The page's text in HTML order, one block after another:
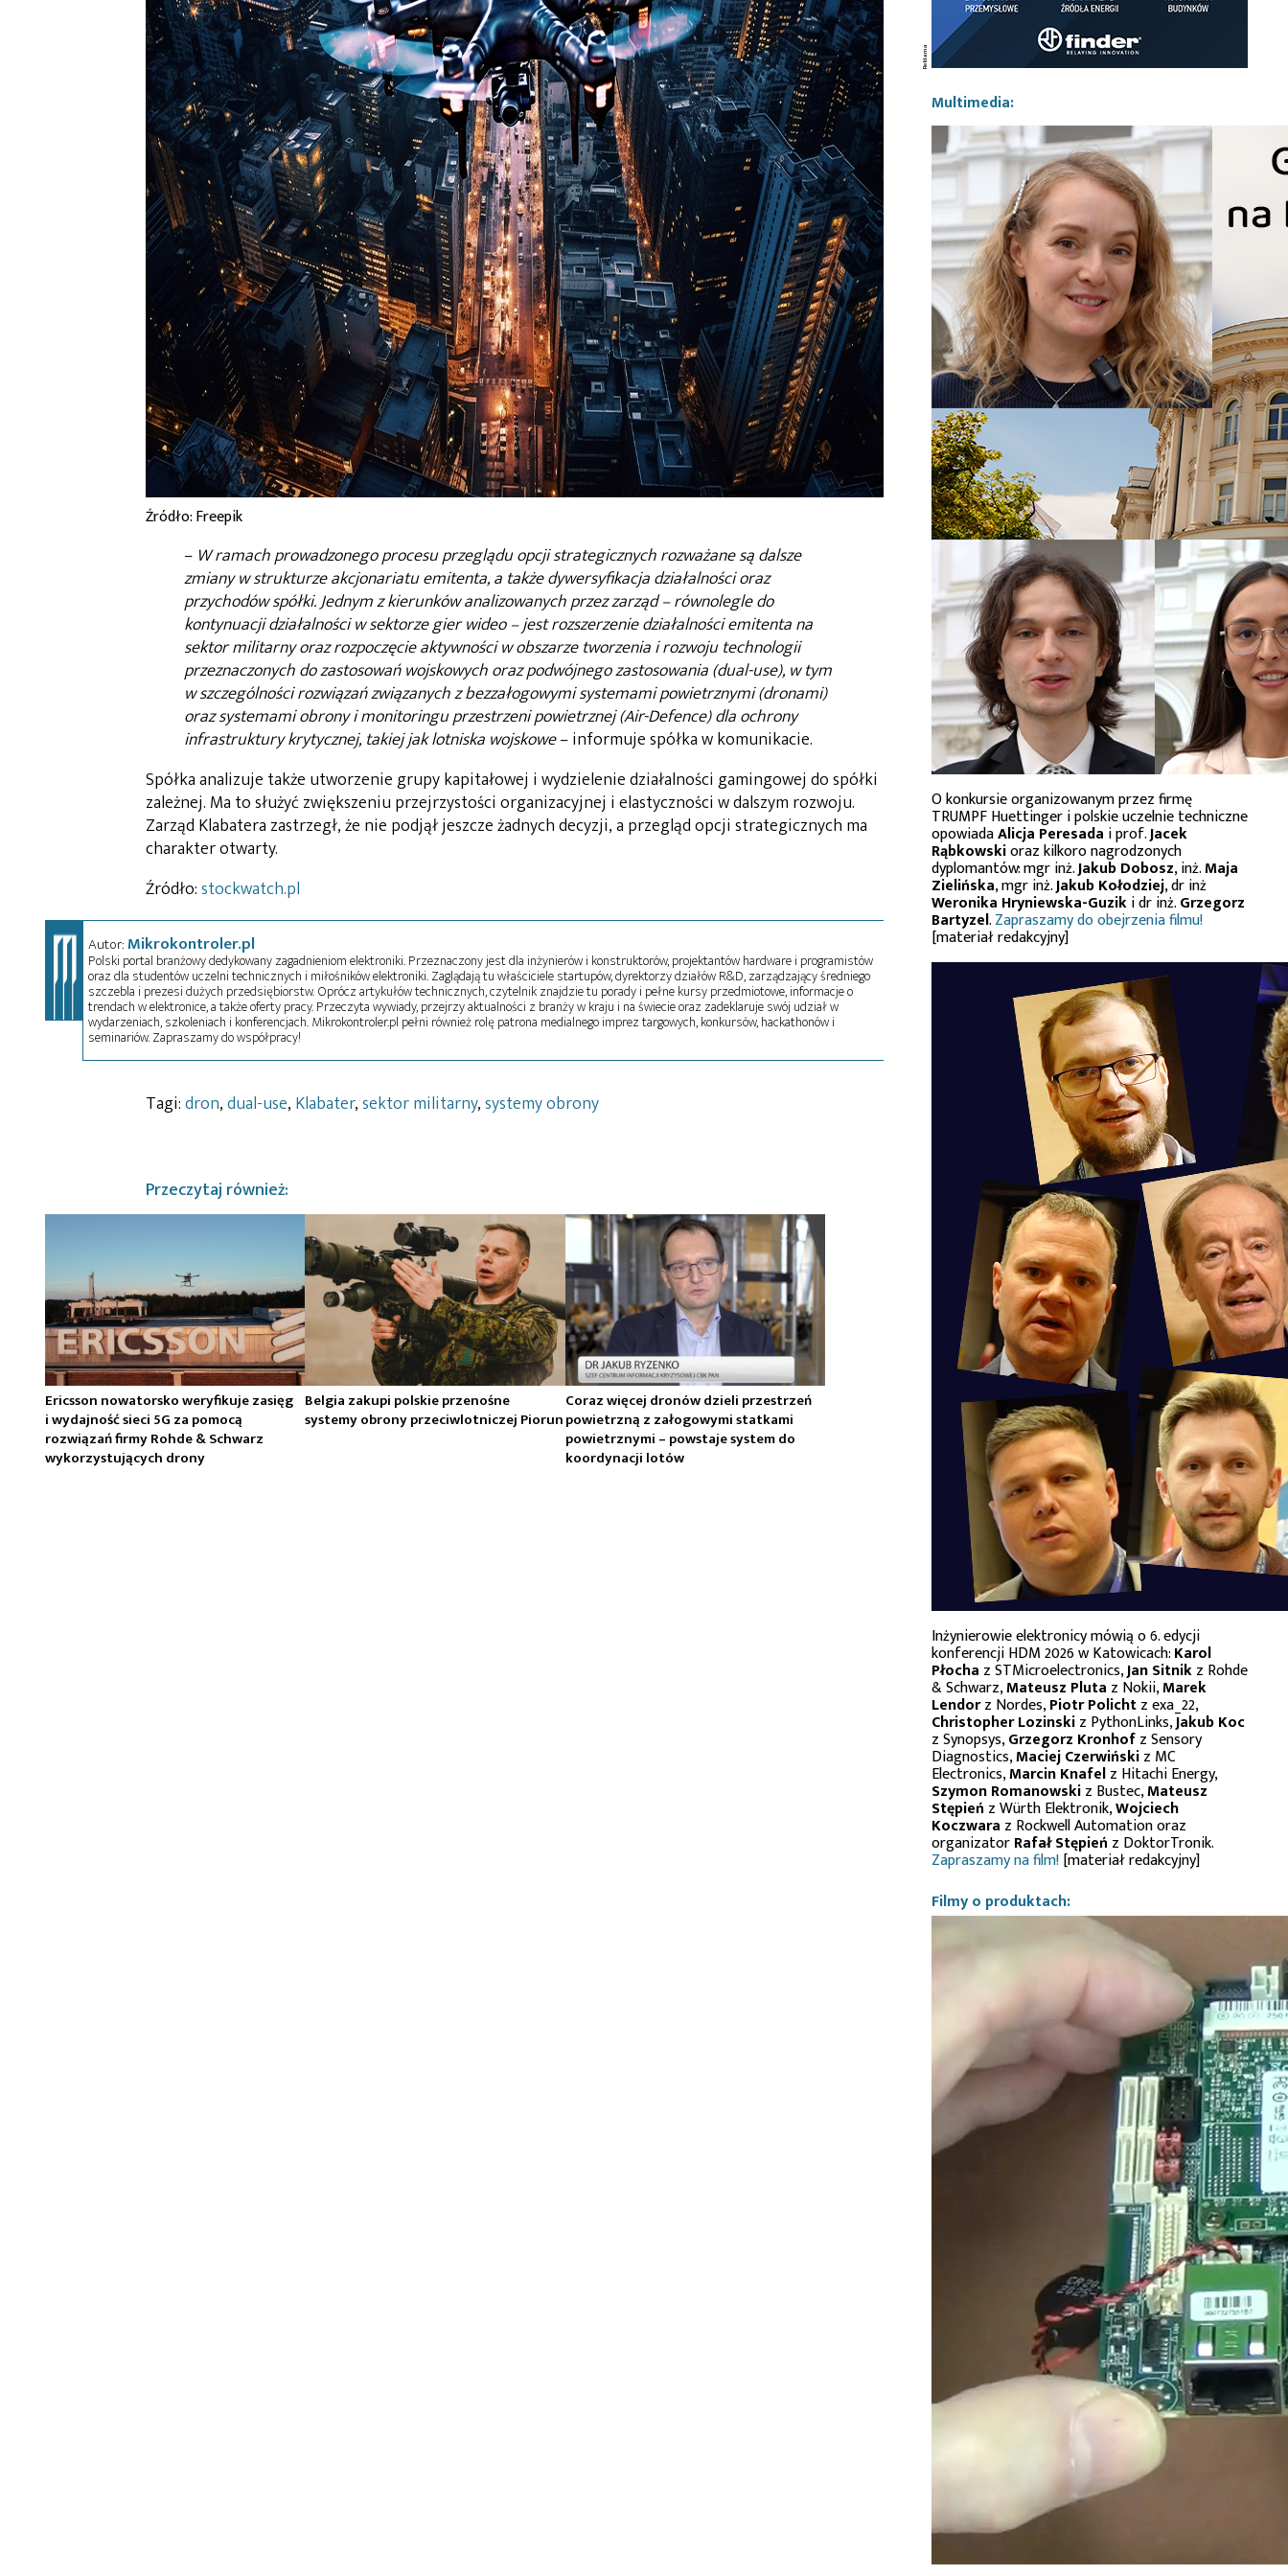
Źródło: Freepik
– W ramach prowadzonego procesu przeglądu opcji strategicznych rozważane są dalsze
zmiany w strukturze akcjonariatu emitenta, a także dywersyfikacja działalności oraz
przychodów spółki. Jednym z kierunków analizowanych przez zarząd – równolegle do
kontynuacji działalności w sektorze gier wideo – jest rozszerzenie działalności emitenta na
sektor militarny oraz rozpoczęcie aktywności w obszarze tworzenia i rozwoju technologii
przeznaczonych do zastosowań wojskowych oraz podwójnego zastosowania (dual-use), w tym
w szczególności rozwiązań związanych z bezzałogowymi systemami powietrznymi (dronami)
oraz systemami obrony i monitoringu przestrzeni powietrznej (Air-Defence) dla ochrony
infrastruktury krytycznej, takiej jak lotniska wojskowe– informuje spółka w komunikacie.
Spółka analizuje także utworzenie grupy kapitałowej i wydzielenie działalności gamingowej do spółki
zależnej. Ma to służyć zwiększeniu przejrzystości organizacyjnej i elastyczności w dalszym rozwoju.
Zarząd Klabatera zastrzegł, że nie podjął jeszcze żadnych decyzji, a przegląd opcji strategicznych ma
charakter otwarty.
Źródło:stockwatch.pl
Autor:Mikrokontroler.pl
Polski portal branżowy dedykowany zagadnieniom elektroniki. Przeznaczony jest dla inżynierów i konstruktorów, projektantów hardware i programistów
oraz dla studentów uczelni technicznych i miłośników elektroniki. Zaglądają tu właściciele startupów, dyrektorzy działów R&D, zarządzający średniego
szczebla i prezesi dużych przedsiębiorstw. Oprócz artykułów technicznych, czytelnik znajdzie tu porady i pełne kursy przedmiotowe, informacje o
trendach w elektronice, a także oferty pracy. Przeczyta wywiady, przejrzy aktualności z branży w kraju i na świecie oraz zadeklaruje swój udział w
wydarzeniach, szkoleniach i konferencjach. Mikrokontroler.pl pełni również rolę patrona medialnego imprez targowych, konkursów, hackathonów i
seminariów. Zapraszamy do współpracy!
Tagi:dron,dual-use, Klabater,sektor militarny,systemy obrony
Przeczytaj również:
Ericsson nowatorsko weryfikuje zasięg
i wydajność sieci 5G za pomocą
rozwiązań firmy Rohde & Schwarz
wykorzystujących drony
Belgia zakupi polskie przenośne
systemy obrony przeciwlotniczej Piorun
Coraz więcej dronów dzieli przestrzeń
powietrzną z załogowymi statkami
powietrznymi – powstaje system do
koordynacji lotów
Multimedia:
O konkursie organizowanym przez firmę
TRUMPF Huettinger i polskie uczelnie techniczne
opowiadaAlicja Peresada i prof.Jacek
Rąbkowskioraz kilkoro nagrodzonych
dyplomantów: mgr inż.Jakub Dobosz, inż.Maja
Zielińska, mgr inż.Jakub Kołodziej, dr inż
Weronika Hryniewska-Guziki dr inż.Grzegorz
Bartyzel.Zapraszamy do obejrzenia filmu!
[materiał redakcyjny]
Inżynierowie elektronicy mówią o 6. edycji
konferencji HDM 2026 w Katowicach:Karol
Płocha z STMicroelectronics,Jan Sitnikz Rohde
& Schwarz,Mateusz Pluta z Nokii,Marek
Lendorz Nordes,Piotr Polichtz exa_22,
Christopher Lozinskiz PythonLinks,Jakub Koc
z Synopsys,Grzegorz Kronhofz Sensory
Diagnostics,Maciej Czerwińskiz MC
Electronics,Marcin Knafelz Hitachi Energy,
Szymon Romanowskiz Bustec,Mateusz
Stępień z Würth Elektronik,Wojciech
Koczwara z Rockwell Automation oraz
organizatorRafał Stępień z DoktorTronik.
Zapraszamy na film![materiał redakcyjny]
Filmy o produktach: